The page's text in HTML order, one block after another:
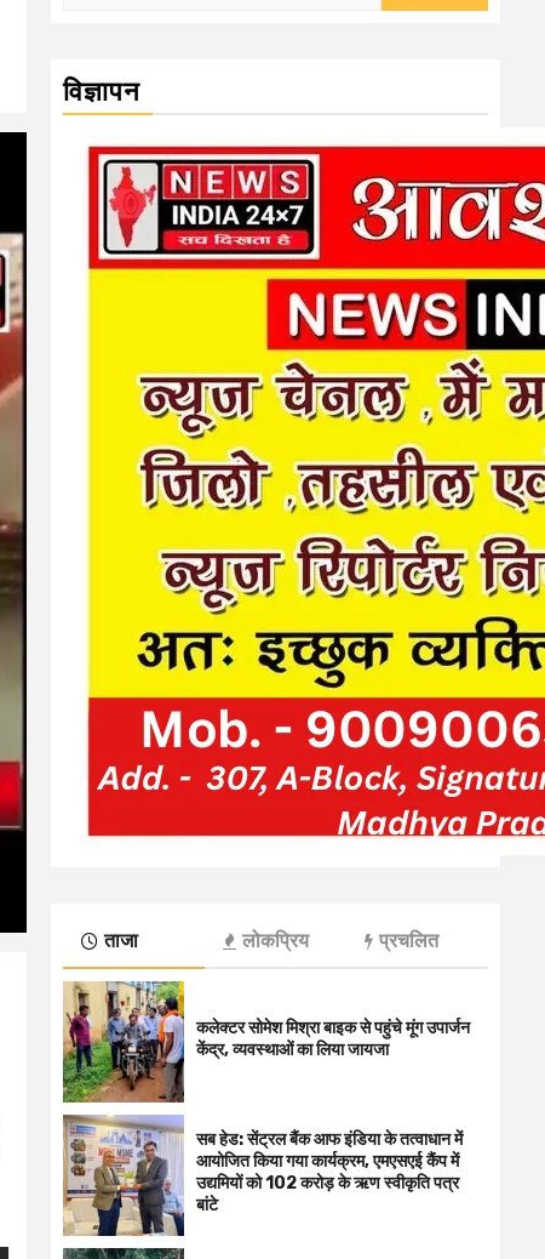
विज्ञापन
ताजा लोकप्रिय प्रचलित
कलेक्टर सोमेश मिश्रा बाइक से पहुंचे मूंग उपार्जन
केंद्र, व्यवस्थाओं का लिया जायजा
सब हेड: सेंट्रल बैंक आफ इंडिया के तत्वाधान में
आयोजित किया गया कार्यक्रम, एमएसएई कैंप में
उद्यमियों को 102 करोड़ के ऋण स्वीकृति पत्र
बांटे